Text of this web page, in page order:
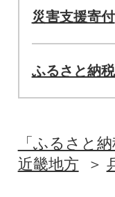
災害支援寄付
ふるさと納
「ふるさと
近畿地方